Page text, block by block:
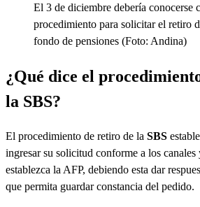
El 3 de diciembre debería conocerse
procedimiento para solicitar el retiro
fondo de pensiones (Foto: Andina)
¿Qué dice el
la SBS?
El procedimiento de retiro de la SBS
ingresar su solicitud conforme a los canales
establezca la AFP, debiendo esta dar
que permita guardar constancia del pedido.